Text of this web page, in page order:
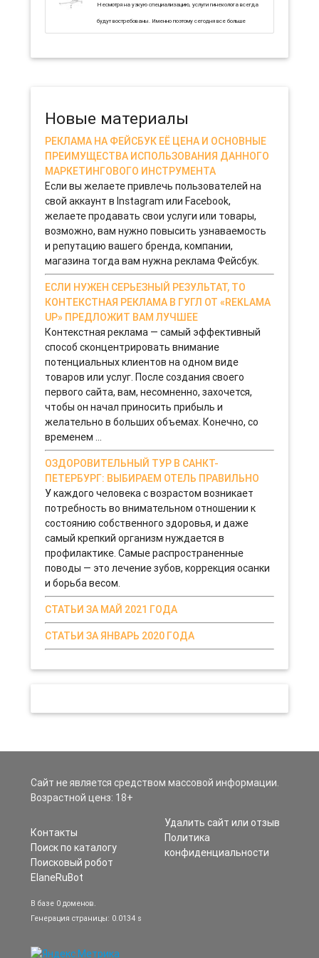
Несмотря на узкую специализацию, услуги гинеколога всегда
будут востребованы. Именно поэтому сегодня все больше
Новые материалы
РЕКЛАМА НА ФЕЙСБУК ЕЁ ЦЕНА И ОСНОВНЫЕ
ПРЕИМУЩЕСТВА ИСПОЛЬЗОВАНИЯ ДАННОГО
МАРКЕТИНГОВОГО ИНСТРУМЕНТА
Если вы желаете привлечь пользователей на
свой аккаунт в Instagram или Facebook,
желаете продавать свои услуги или товары,
возможно, вам нужно повысить узнаваемость
и репутацию вашего бренда, компании,
магазина тогда вам нужна реклама Фейсбук.
ЕСЛИ НУЖЕН СЕРЬЕЗНЫЙ РЕЗУЛЬТАТ, ТО
КОНТЕКСТНАЯ РЕКЛАМА В ГУГЛ ОТ «REKLAMA
UP» ПРЕДЛОЖИТ ВАМ ЛУЧШЕЕ
Контекстная реклама — самый эффективный
способ сконцентрировать внимание
потенциальных клиентов на одном виде
товаров или услуг. После создания своего
первого сайта, вам, несомненно, захочется,
чтобы он начал приносить прибыль и
желательно в больших объемах. Конечно, со
временем ...
ОЗДОРОВИТЕЛЬНЫЙ ТУР В САНКТ-
ПЕТЕРБУРГ: ВЫБИРАЕМ ОТЕЛЬ ПРАВИЛЬНО
У каждого человека с возрастом возникает
потребность во внимательном отношении к
состоянию собственного здоровья, и даже
самый крепкий организм нуждается в
профилактике. Самые распространенные
поводы — это лечение зубов, коррекция осанки
и борьба весом.
СТАТЬИ ЗА МАЙ 2021 ГОДА
СТАТЬИ ЗА ЯНВАРЬ 2020 ГОДА
Сайт не является средством массовой информации.
Возрастной ценз: 18+
Контакты
Поиск по каталогу
Поисковый робот
ElaneRuBot
Удалить сайт или отзыв
Политика
конфиденциальности
В базе 0 доменов.
Генерация страницы: 0.0134 s